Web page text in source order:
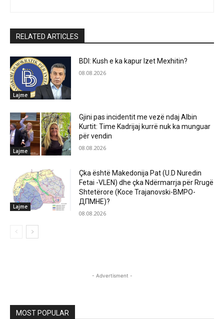
RELATED ARTICLES
Lajme
BDI: Kush e ka kapur Izet Mexhitin?
08.08.2026
Lajme
Gjini pas incidentit me vezë ndaj Albin
Kurtit: Time Kadrijaj kurrë nuk ka munguar
për vendin
08.08.2026
Lajme
Çka është Makedonija Pat (U.D Nuredin
Fetai -VLEN) dhe çka Ndërmarrja për Rrugë
Shtetërore (Koce Trajanovski-ВМРО-
ДПМНЕ)?
08.08.2026
- Advertisment -
MOST POPULAR